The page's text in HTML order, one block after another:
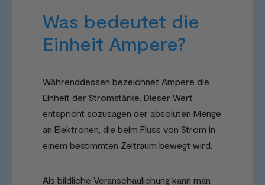
Was bedeutet die
Einheit Ampere?
Währenddessen bezeichnet Ampere die
Einheit der Stromstärke. Dieser Wert
entspricht sozusagen der absoluten Menge
an Elektronen, die beim Fluss von Strom in
einem bestimmten Zeitraum bewegt wird.
Als bildliche Veranschaulichung kann man